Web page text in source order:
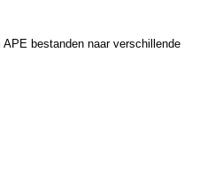
bestanden naar verschillende